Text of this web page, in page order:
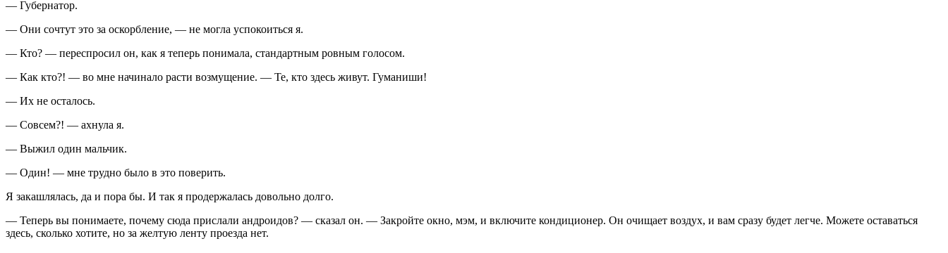
— Губернатор.
— Они сочтут это за оскорбление, — не могла успокоиться я.
— Кто? — переспросил он, как я теперь понимала, стандартным ровным голосом.
— Как кто?! — во мне начинало расти возмущение. — Те, кто здесь живут. Гуманиши!
— Их не осталось.
— Совсем?! — ахнула я.
— Выжил один мальчик.
— Один! — мне трудно было в это поверить.
Я закашлялась, да и пора бы. И так я продержалась довольно долго.
— Теперь вы понимаете, почему сюда прислали андроидов? — сказал он. — Закройте окно, мэм, и включите кондиционер. Он очищает воздух, и вам сразу будет легче. Можете оставаться
здесь, сколько хотите, но за желтую ленту проезда нет.